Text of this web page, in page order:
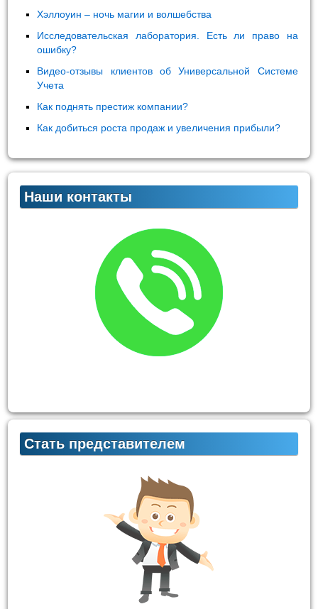
Хэллоуин – ночь магии и волшебства
Исследовательская лаборатория. Есть ли право на
ошибку?
Видео-отзывы клиентов об Универсальной Системе
Учета
Как поднять престиж компании?
Как добиться роста продаж и увеличения прибыли?
Наши контакты
Стать представителем